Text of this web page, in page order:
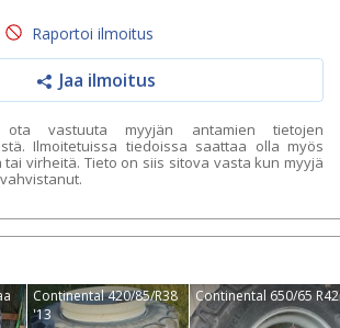
Raportoi ilmoitus
Jaa ilmoitus
ota vastuuta myyjän antamien tietojen
Ilmoitetuissa tiedoissa saattaa olla myös
virheitä. Tieto on siis sitova vasta kun myyjä
Continental 420/85/R38
'13
Continental 650/65 R42